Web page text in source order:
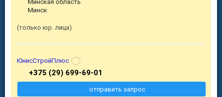
Минская область
Минск
только юр. лица
ЮнисСтройПлюс
+375 (29) 699-69-01
отправить запрос